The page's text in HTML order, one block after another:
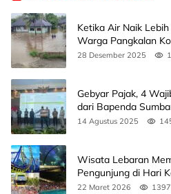
Ketika Air Naik
Warga Pangkalan
Banjir
28 Desember 2025
Gebyar Pajak, 4
dari Bapenda
14 Agustus 2025
Wisata Lebaran
Pengunjung di Hari
22 Maret 2026 1397